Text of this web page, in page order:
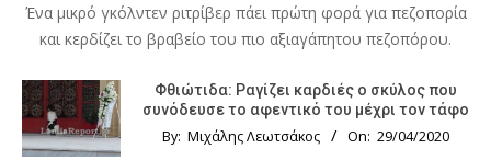
Ένα μικρό γκόλντεν ριτρίβερ πάει πρώτη φορά για πεζοπορία
και κερδίζει το βραβείο του πιο αξιαγάπητου πεζοπόρου.
Φθιώτιδα: Ραγίζει καρδιές ο σκύλος που
συνόδευσε το αφεντικό του μέχρι τον τάφο
By: Μιχάλης Λεωτσάκος On: 29/04/2020